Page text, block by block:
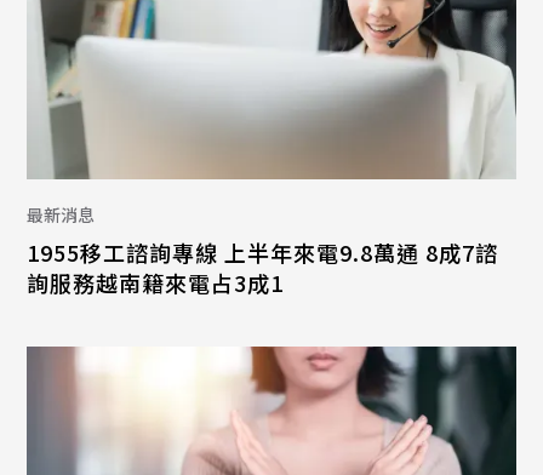
最新消息
1955移工諮詢專線 上半年來電9.8萬通 8成7諮
詢服務越南籍來電占3成1